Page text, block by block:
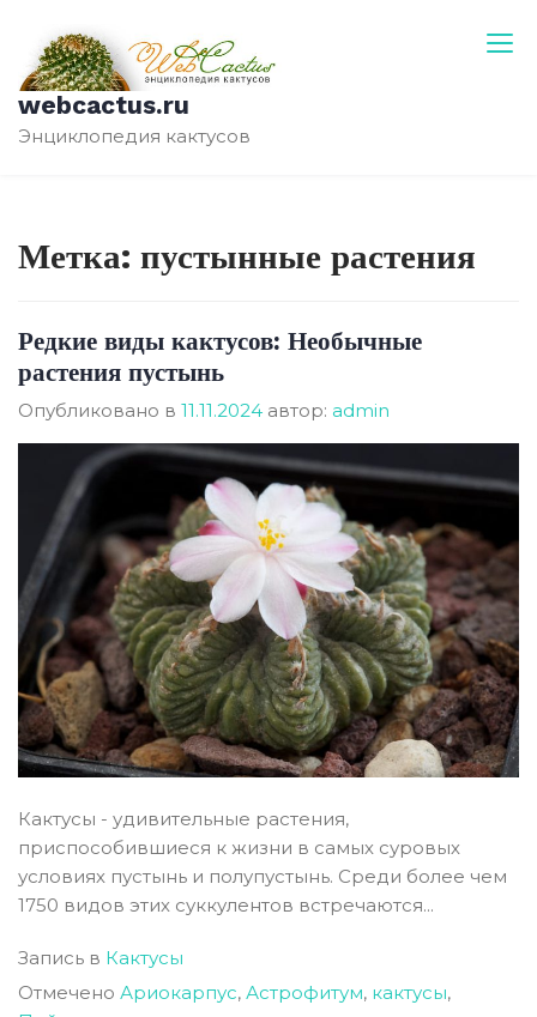
содержимому
webcactus.ru
Энциклопедия кактусов
Метка: пустынные растения
Редкие виды кактусов: Необычные
растения пустынь
Опубликовано в 11.11.2024 автор: admin
Кактусы - удивительные растения,
приспособившиеся к жизни в самых суровых
условиях пустынь и полупустынь. Среди более чем
1750 видов этих суккулентов встречаются...
Запись в Кактусы
Отмечено Ариокарпус, Астрофитум, кактусы,